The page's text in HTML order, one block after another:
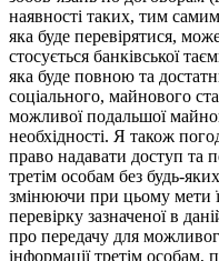
наявності таких, тим
яка буде перевірятися,
стосується банківської
яка буде повною та
соціального, майнового
можливої подальшої
необхідності. Я також
право надавати доступ та
третім особам без будь-
змінюючи при цьому мети
перевірку зазначеної в
про передачу для
інформації третім особам,